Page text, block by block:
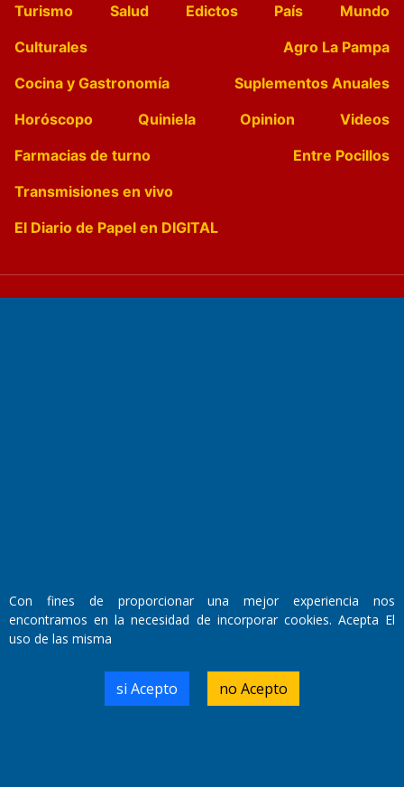
Turismo
Salud Edictos País
Mundo
Culturales
Agro La Pampa
Cocina y Gastronomía
Suplementos Anuales
Horóscopo
Quiniela Opinion
Videos
Farmacias de turno
Entre Pocillos
Transmisiones en vivo
El Diario de Papel en DIGITAL
Domicilio Legal: José Ingenieros 855,
Número de Registro DNDA:
RL-2019-55551274-APN-DNDA#MJ
Con fines de proporcionar una mejor experiencia nos
encontramos en la necesidad de incorporar cookies. Acepta El
uso de las misma
si Acepto no Acepto